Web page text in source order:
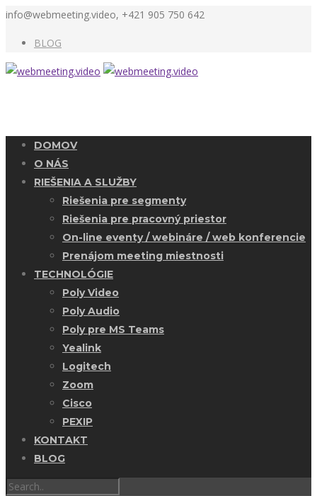
info@webmeeting.video, +421 905 750 642
BLOG
DOMOV
O NÁS
RIEŠENIA A SLUŽBY
Riešenia pre segmenty
Riešenia pre pracovný priestor
On-line eventy / webináre / web konferencie
Prenájom meeting miestnosti
TECHNOLÓGIE
Poly Video
Poly Audio
Poly pre MS Teams
Yealink
Logitech
Zoom
Cisco
PEXIP
KONTAKT
BLOG